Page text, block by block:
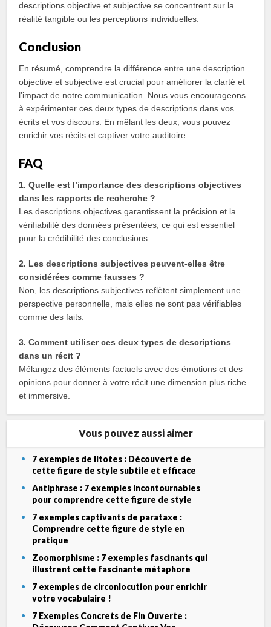
descriptions objective et subjective se concentrent sur la
réalité tangible ou les perceptions individuelles.
Conclusion
En résumé, comprendre la différence entre une description
objective et subjective est crucial pour améliorer la clarté et
l’impact de notre communication. Nous vous encourageons
à expérimenter ces deux types de descriptions dans vos
écrits et vos discours. En mêlant les deux, vous pouvez
enrichir vos récits et captiver votre auditoire.
FAQ
1. Quelle est l’importance des descriptions objectives
dans les rapports de recherche ?
Les descriptions objectives garantissent la précision et la
vérifiabilité des données présentées, ce qui est essentiel
pour la crédibilité des conclusions.
2. Les descriptions subjectives peuvent-elles être
considérées comme fausses ?
Non, les descriptions subjectives reflètent simplement une
perspective personnelle, mais elles ne sont pas vérifiables
comme des faits.
3. Comment utiliser ces deux types de descriptions
dans un récit ?
Mélangez des éléments factuels avec des émotions et des
opinions pour donner à votre récit une dimension plus riche
et immersive.
Vous pouvez aussi aimer
7 exemples de litotes : Découverte de
cette figure de style subtile et efficace
Antiphrase : 7 exemples incontournables
pour comprendre cette figure de style
7 exemples captivants de parataxe :
Comprendre cette figure de style en
pratique
Zoomorphisme : 7 exemples fascinants qui
illustrent cette fascinante métaphore
7 exemples de circonlocution pour enrichir
votre vocabulaire !
7 Exemples Concrets de Fin Ouverte :